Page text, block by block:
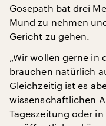
Gosepath bat drei
Mund zu nehmen
Gericht zu gehen.
„Wir wollen gerne
brauchen natürlich
Gleichzeitig ist es
wissenschaftlichen
Tageszeitung oder